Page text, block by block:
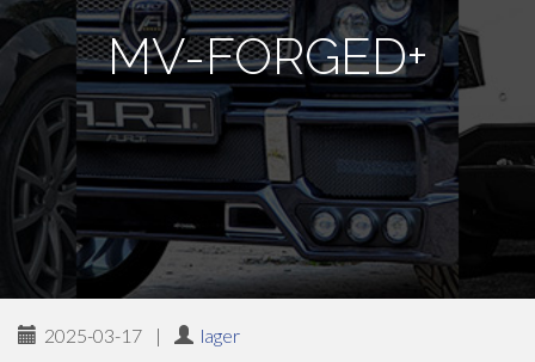
MV-FORGED+
2025-03-17 | lager